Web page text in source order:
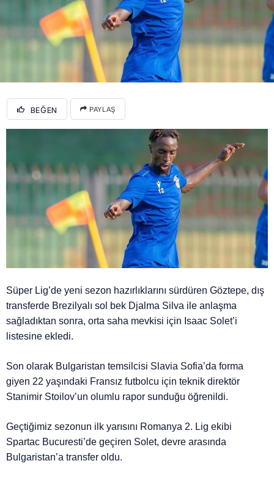
BEĞEN PAYLAŞ
Süper Lig’de yeni sezon hazırlıklarını sürdüren Göztepe, dış
transferde Brezilyalı sol bek Djalma Silva ile anlaşma
sağladıktan sonra, orta saha mevkisi için Isaac Solet’i
listesine ekledi.
Son olarak Bulgaristan temsilcisi Slavia Sofia’da forma
giyen 22 yaşındaki Fransız futbolcu için teknik direktör
Stanimir Stoilov’un olumlu rapor sunduğu öğrenildi.
Geçtiğimiz sezonun ilk yarısını Romanya 2. Lig ekibi
Spartac Bucuresti’de geçiren Solet, devre arasında
Bulgaristan’a transfer oldu.